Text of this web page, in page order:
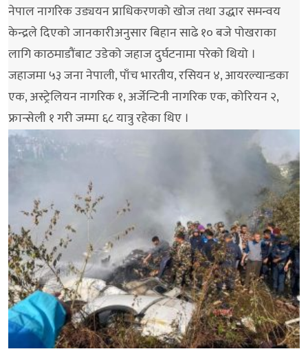
नेपाल नागरिक उड्ययन प्राधिकरणको खोज तथा उद्धार समन्वय
केन्द्रले दिएको जानकारीअनुसार बिहान साढे १० बजे पोखराका
लागि काठमाडौंबाट उडेको जहाज दुर्घटनामा परेको थियो ।
जहाजमा ५३ जना नेपाली, पाँच भारतीय, रसियन ४, आयरल्यान्डका
एक, अस्ट्रेलियन नागरिक १, अर्जेन्टिनी नागरिक एक, कोरियन २,
फ्रान्सेली १ गरी जम्मा ६८ यात्रु रहेका थिए ।